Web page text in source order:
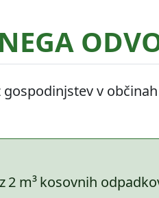
v
2 m³kosovnih